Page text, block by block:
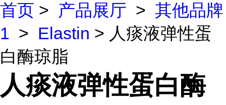
首页 > 产品展厅 > 其他品牌
1 > Elastin > 人痰液弹性蛋
白酶琼脂
人痰液弹性蛋白酶